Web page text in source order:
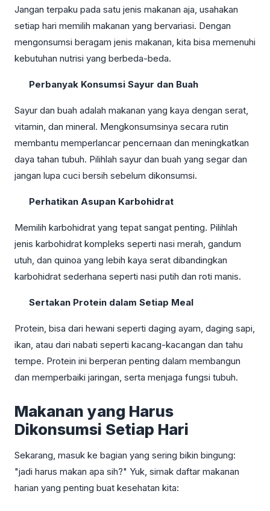
Jangan terpaku pada satu jenis makanan aja, usahakan
setiap hari memilih makanan yang bervariasi. Dengan
mengonsumsi beragam jenis makanan, kita bisa memenuhi
kebutuhan nutrisi yang berbeda-beda.
Perbanyak Konsumsi Sayur dan Buah
Sayur dan buah adalah makanan yang kaya dengan serat,
vitamin, dan mineral. Mengkonsumsinya secara rutin
membantu memperlancar pencernaan dan meningkatkan
daya tahan tubuh. Pilihlah sayur dan buah yang segar dan
jangan lupa cuci bersih sebelum dikonsumsi.
Perhatikan Asupan Karbohidrat
Memilih karbohidrat yang tepat sangat penting. Pilihlah
jenis karbohidrat kompleks seperti nasi merah, gandum
utuh, dan quinoa yang lebih kaya serat dibandingkan
karbohidrat sederhana seperti nasi putih dan roti manis.
Sertakan Protein dalam Setiap Meal
Protein, bisa dari hewani seperti daging ayam, daging sapi,
ikan, atau dari nabati seperti kacang-kacangan dan tahu
tempe. Protein ini berperan penting dalam membangun
dan memperbaiki jaringan, serta menjaga fungsi tubuh.
Makanan yang Harus
Dikonsumsi Setiap Hari
Sekarang, masuk ke bagian yang sering bikin bingung:
"jadi harus makan apa sih?" Yuk, simak daftar makanan
harian yang penting buat kesehatan kita: